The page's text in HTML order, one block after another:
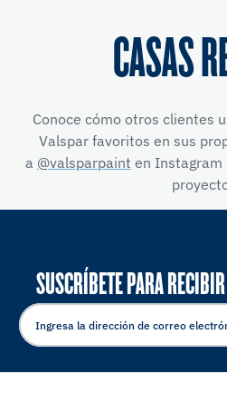
CASAS
Conoce cómo otros clientes
Valspar favoritos en sus
a @valsparpaint en Instagram
SUSCRÍBETE PARA